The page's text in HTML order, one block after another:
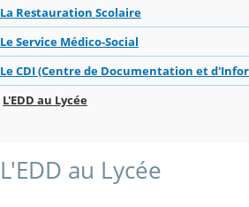
La Restauration Scolaire
Le Service Médico-Social
Le CDI (Centre de Documentation et
L'EDD au Lycée
L'EDD au Lycée